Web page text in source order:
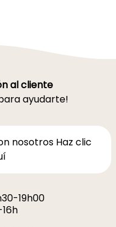
al cliente
ayudarte!
nosotros Haz clic
19h00